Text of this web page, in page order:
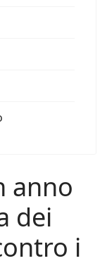
anno
dei
i